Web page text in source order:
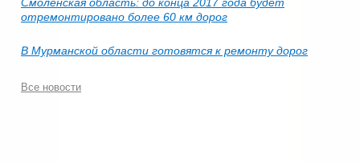
Смоленская область: до конца 2017 года будет
отремонтировано более 60 км дорог
В Мурманской области готовятся к ремонту дорог
Все новости